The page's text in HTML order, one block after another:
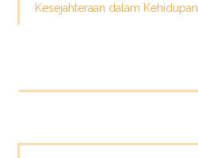
Kesejahteraan dalam Kehidupan